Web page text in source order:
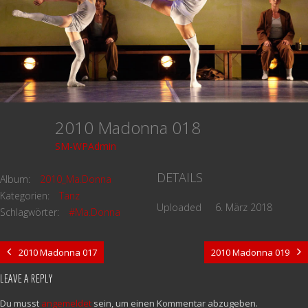
2010 Madonna 018
SM-WPAdmin
Album:
2010_Ma.Donna
Kategorien:
Tanz
Schlagwörter:
#Ma.Donna
DETAILS
Uploaded 6. März 2018
2010 Madonna 017 2010 Madonna 019
LEAVE A REPLY
Du musst angemeldet sein, um einen Kommentar abzugeben.